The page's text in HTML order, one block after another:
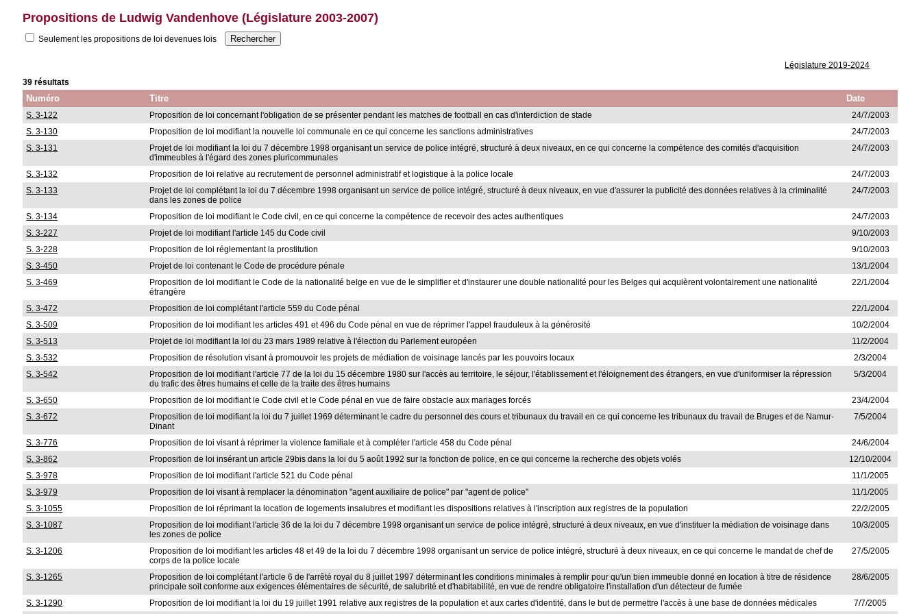
Propositions de Ludwig Vandenhove (Législature 2003-2007)
Seulement les propositions de loi devenues lois
Législature 2019-2024
39 résultats
Numéro Titre Date
S. 3-122 Proposition de loi concernant l'obligation de se présenter pendant les matches de football en cas d'interdiction de stade
24/7/2003
S. 3-130
Proposition de loi modifiant la nouvelle loi communale en ce qui concerne les sanctions administratives
24/7/2003
S. 3-131
Projet de loi modifiant la loi du 7 décembre 1998 organisant un service de police intégré, structuré à deux niveaux, en ce qui concerne la compétence des comités d'acquisition
d'immeubles à l'égard des zones pluricommunales
24/7/2003
S. 3-132 Proposition de loi relative au recrutement de personnel administratif et logistique à la police locale
24/7/2003
S. 3-133
Projet de loi complétant la loi du 7 décembre 1998 organisant un service de police intégré, structuré à deux niveaux, en vue d'assurer la publicité des données relatives à la criminalité
dans les zones de police
24/7/2003
S. 3-134 Proposition de loi modifiant le Code civil, en ce qui concerne la compétence de recevoir des actes authentiques
24/7/2003
S. 3-227
Projet de loi modifiant l'article 145 du Code civil
9/10/2003
S. 3-228
Proposition de loi réglementant la prostitution
9/10/2003
S. 3-450
Projet de loi contenant le Code de procédure pénale
13/1/2004
S. 3-469
Proposition de loi modifiant le Code de la nationalité belge en vue de le simplifier et d'instaurer une double nationalité pour les Belges qui acquièrent volontairement une nationalité
étrangère
22/1/2004
S. 3-472 Proposition de loi complétant l'article 559 du Code pénal
22/1/2004
S. 3-509
Proposition de loi modifiant les articles 491 et 496 du Code pénal en vue de réprimer l'appel frauduleux à la générosité
10/2/2004
S. 3-513
Projet de loi modifiant la loi du 23 mars 1989 relative à l'élection du Parlement européen
11/2/2004
S. 3-532
Proposition de résolution visant à promouvoir les projets de médiation de voisinage lancés par les pouvoirs locaux
2/3/2004
S. 3-542
Proposition de loi modifiant l'article 77 de la loi du 15 décembre 1980 sur l'accès au territoire, le séjour, l'établissement et l'éloignement des étrangers, en vue d'uniformiser la répression
du trafic des êtres humains et celle de la traite des êtres humains
5/3/2004
S. 3-650 Proposition de loi modifiant le Code civil et le Code pénal en vue de faire obstacle aux mariages forcés
23/4/2004
S. 3-672
Proposition de loi modifiant la loi du 7 juillet 1969 déterminant le cadre du personnel des cours et tribunaux du travail en ce qui concerne les tribunaux du travail de Bruges et de Namur-
Dinant
7/5/2004
S. 3-776 Proposition de loi visant à réprimer la violence familiale et à compléter l'article 458 du Code pénal
24/6/2004
S. 3-862
Proposition de loi insérant un article 29bis dans la loi du 5 août 1992 sur la fonction de police, en ce qui concerne la recherche des objets volés
12/10/2004
S. 3-978
Proposition de loi modifiant l'article 521 du Code pénal
11/1/2005
S. 3-979
Proposition de loi visant à remplacer la dénomination "agent auxiliaire de police" par "agent de police"
11/1/2005
S. 3-1055
Proposition de loi réprimant la location de logements insalubres et modifiant les dispositions relatives à l'inscription aux registres de la population
22/2/2005
S. 3-1087
Proposition de loi modifiant l'article 36 de la loi du 7 décembre 1998 organisant un service de police intégré, structuré à deux niveaux, en vue d'instituer la médiation de voisinage dans
les zones de police
10/3/2005
S. 3-1206
Proposition de loi modifiant les articles 48 et 49 de la loi du 7 décembre 1998 organisant un service de police intégré, structuré à deux niveaux, en ce qui concerne le mandat de chef de
corps de la police locale
27/5/2005
S. 3-1265
Proposition de loi complétant l'article 6 de l'arrêté royal du 8 juillet 1997 déterminant les conditions minimales à remplir pour qu'un bien immeuble donné en location à titre de résidence
principale soit conforme aux exigences élémentaires de sécurité, de salubrité et d'habitabilité, en vue de rendre obligatoire l'installation d'un détecteur de fumée
28/6/2005
S. 3-1290 Proposition de loi modifiant la loi du 19 juillet 1991 relative aux registres de la population et aux cartes d'identité, dans le but de permettre l'accès à une base de données médicales 7/7/2005